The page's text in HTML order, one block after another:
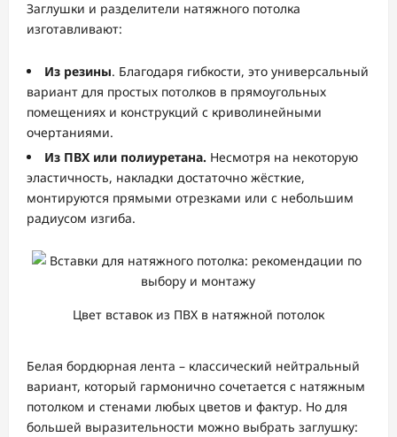
Заглушки и разделители натяжного потолка
изготавливают:
Из резины. Благодаря гибкости, это универсальный
вариант для простых потолков в прямоугольных
помещениях и конструкций с криволинейными
очертаниями.
Из ПВХ или полиуретана. Несмотря на некоторую
эластичность, накладки достаточно жёсткие,
монтируются прямыми отрезками или с небольшим
радиусом изгиба.
Цвет вставок из ПВХ в натяжной потолок
Белая бордюрная лента – классический нейтральный
вариант, который гармонично сочетается с натяжным
потолком и стенами любых цветов и фактур. Но для
большей выразительности можно выбрать заглушку: